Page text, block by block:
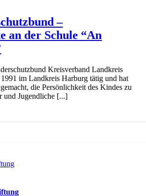
–
an der Schule “An
Kreisverband Landkreis
im Landkreis Harburg tätig und hat
die Persönlichkeit des Kindes zu
und Jugendliche [...]